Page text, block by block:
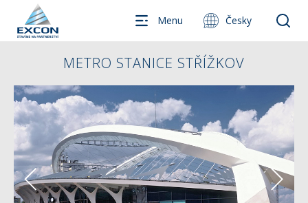
Menu Česky
METRO STANICE STŘÍŽKOV